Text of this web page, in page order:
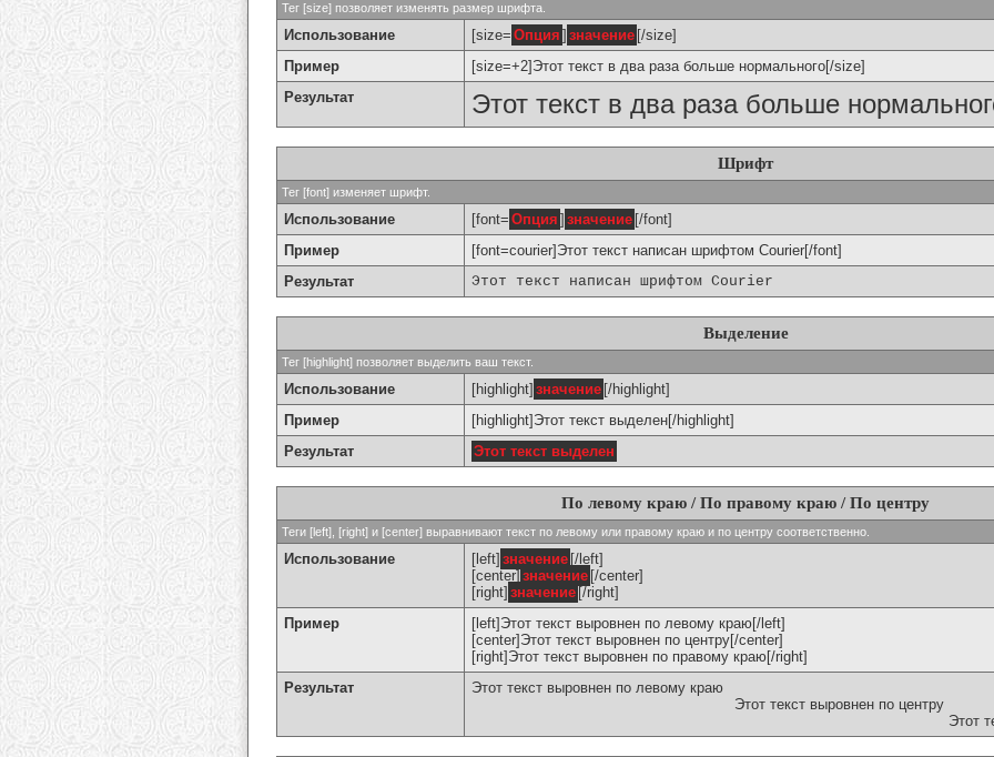
Тег [size] позволяет изменять размер шрифта.
Использование [size= Опция ] значение [/size]
Пример
[size=+2]Этот текст в два раза больше нормального[/size]
Результат
Этот текст в два раза больше
Шрифт
Тег [font] изменяет шрифт.
Использование [font= Опция ] значение [/font]
Пример
[font=courier]Этот текст написан шрифтом Courier[/font]
Результат
Этот текст написан шрифтом Courier
Выделение
Тег [highlight] позволяет выделить ваш текст.
Использование [highlight] значение [/highlight]
Пример
[highlight]Этот текст выделен[/highlight]
Результат
Этот текст выделен
По левому краю / По правому краю / По центру
Теги [left], [right] и [center] выравнивают текст по левому или правому краю и по центру соответственно.
Использование [left] значение [/left]
[center] значение [/center]
[right] значение [/right]
Пример
[left]Этот текст выровнен по левому краю[/left]
[center]Этот текст выровнен по центру[/center]
[right]Этот текст выровнен по правому краю[/right]
Результат
Этот текст выровнен по левому краю
Этот текст выровнен по центру
Этот